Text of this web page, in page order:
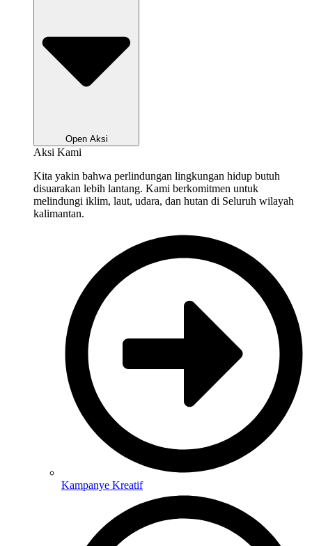
Open Aksi
Aksi Kami
Kita yakin bahwa perlindungan lingkungan hidup butuh
disuarakan lebih lantang. Kami berkomitmen untuk
melindungi iklim, laut, udara, dan hutan di Seluruh wilayah
kalimantan.
Kampanye Kreatif